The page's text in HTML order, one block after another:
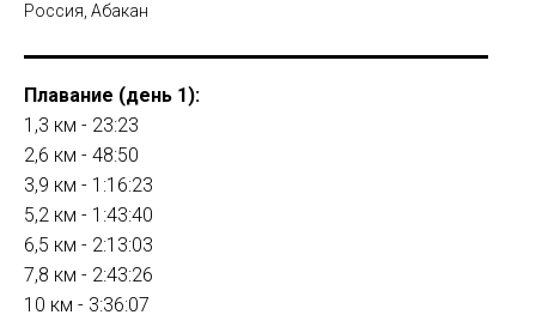
Россия, Абакан
Плавание (день 1):
1,3 км - 23:23
2,6 км - 48:50
3,9 км - 1:16:23
5,2 км - 1:43:40
6,5 км - 2:13:03
7,8 км - 2:43:26
10 км - 3:36:07